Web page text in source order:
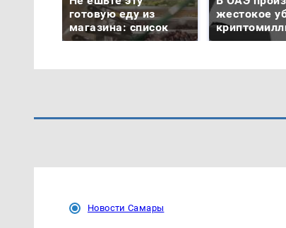
готовую еду из
магазина: список
жестокое
Новости Самары